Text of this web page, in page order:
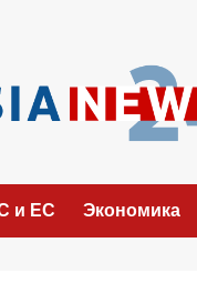
и ЕС Экономика